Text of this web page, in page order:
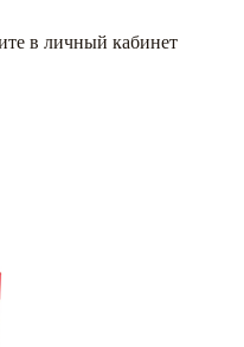
в личный кабинет